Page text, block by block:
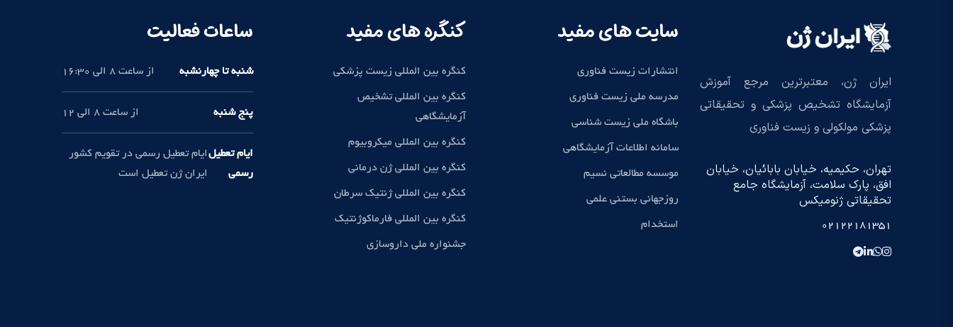
ایران ژن، معتبرترین مرجع آموزش
آزمایشگاه تشخیص پزشکی و تحقیقاتی
پزشکی مولکولی و زیست فناوری
تهران، حکیمیه، خیابان بابائیان، خیابان
افق، پارک سلامت، آزمایشگاه جامع
تحقیقاتی ژنومیکس
02122181351
سایت های مفید
انتشارات زیست فناوری
مدرسه ملی زیست فناوری
باشگاه ملی زیست شناسی
سامانه اطلاعات آزمایشگاهی
موسسه مطالعاتی نسیم
روزجهانی بستنی علمی
استخدام
کنگره های مفید
کنگره بین المللی زیست پزشکی
کنگره بین المللی تشخیص
آزمایشگاهی
کنگره بین المللی میکروبیوم
کنگره بین المللی ژن درمانی
کنگره بین المللی ژنتیک سرطان
کنگره بین المللی فارماکوژنتیک
جشنواره ملی داروسازی
ساعات فعالیت
شنبه تا چهارنشبه از ساعت 8 الی 16:30
پنج شنبه از ساعت 8 الی 12
ایام تعطیل
رسمی
ایام تعطیل رسمی در تقویم کشور
ایران ژن تعطیل است